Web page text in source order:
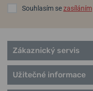
EleganceSouhlasím sezasíláním
Zákaznický servis
Užitečné informace